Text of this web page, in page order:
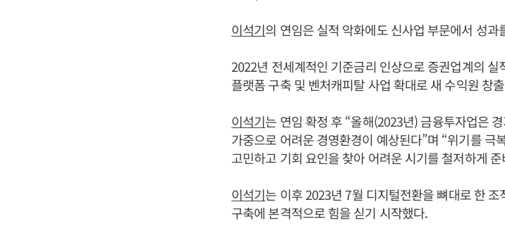
이석기의 연임은 실적 악화에도 신사업 부문에서 성과
2022년 전세계적인 기준금리 인상으로 증권업계의
플랫폼 구축 및 벤처캐피탈 사업 확대로 새 수익원 창
이석기는 연임 확정 후 “올해(2023년) 금융투자업은
가중으로 어려운 경영환경이 예상된다”며 “위기를 극
고민하고 기회 요인을 찾아 어려운 시기를 철저하게
이석기는 이후 2023년 7월 디지털전환을 뼈대로 한
구축에 본격적으로 힘을 싣기 시작했다.